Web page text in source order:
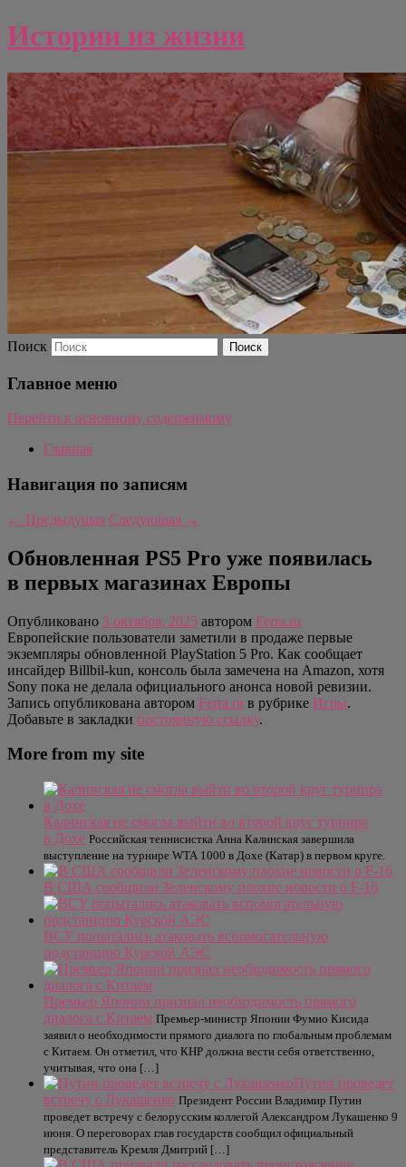
Истории из жизни
Поиск
Главное меню
Перейти к основному содержимому
Главная
Навигация по записям
← Предыдущая Следующая →
Обновленная PS5 Pro уже появилась
в первых магазинах Европы
Опубликовано 3 октября, 2025 автором Ferra.ru
Европейские пользователи заметили в продаже первые
экземпляры обновленной PlayStation 5 Pro. Как сообщает
инсайдер Billbil-kun, консоль была замечена на Amazon, хотя
Sony пока не делала официального анонса новой ревизии.
Запись опубликована автором Ferra.ru в рубрике Игры.
Добавьте в закладки постоянную ссылку.
More from my site
Калинская не смогла выйти во второй круг турнира
в Дохе Российская теннисистка Анна Калинская завершила
выступление на турнире WTA 1000 в Дохе (Катар) в первом круге.
В США сообщили Зеленскому плохие новости о F-16
ВСУ попытались атаковать вспомогательную
подстанцию Курской АЭС
Премьер Японии признал необходимость прямого
диалога с Китаем Премьер-министр Японии Фумио Кисида
заявил о необходимости прямого диалога по глобальным проблемам
с Китаем. Он отметил, что КНР должна вести себя ответственно,
учитывая, что она […]
Путин проведет
встречу с Лукашенко Президент России Владимир Путин
проведет встречу с белорусским коллегой Александром Лукашенко 9
июня. О переговорах глав государств сообщил официальный
представитель Кремля Дмитрий […]